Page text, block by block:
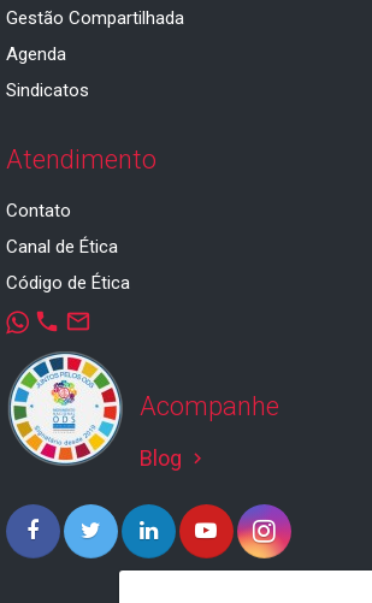
Gestão Compartilhada
Agenda
Sindicatos
Atendimento
Contato
Canal de Ética
Código de Ética
phone mail_outline
Acompanhe
Blog keyboard_arrow_right